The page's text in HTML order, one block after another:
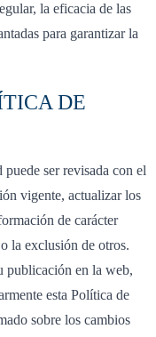
la eficacia de las
para garantizar la
DE
ser revisada con el
vigente, actualizar los
de carácter
la exclusión de otros.
publicación en la web,
esta Política de
sobre los cambios